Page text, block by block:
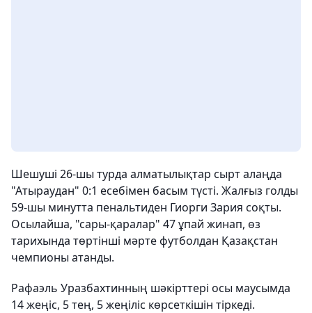
Шешуші 26-шы турда алматылықтар сырт алаңда
"Атыраудан" 0:1 есебімен басым түсті. Жалғыз голды
59-шы минутта пенальтиден Гиорги Зария соқты.
Осылайша, "сары-қаралар" 47 ұпай жинап, өз
тарихында төртінші мәрте футболдан Қазақстан
чемпионы атанды.
Рафаэль Уразбахтинның шәкірттері осы маусымда
14 жеңіс, 5 тең, 5 жеңіліс көрсеткішін тіркеді.